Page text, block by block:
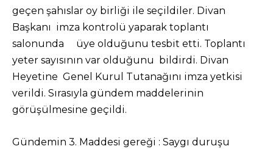
geçen şahıslar oy birliği ile seçildiler. Divan
Başkanı imza kontrolü yaparak toplantı
salonunda üye olduğunu tesbit etti. Toplantı
yeter sayısının var olduğunu bildirdi. Divan
Heyetine Genel Kurul Tutanağını imza yetkisi
verildi. Sırasıyla gündem maddelerinin
görüşülmesine geçildi.
Gündemin 3. Maddesi gereği : Saygı duruşu